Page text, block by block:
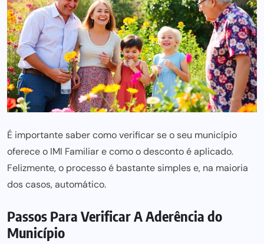
É importante saber como verificar se o seu município
oferece o IMI Familiar e como o desconto é aplicado.
Felizmente, o processo é bastante simples e, na maioria
dos casos, automático.
Passos Para Verificar A Aderência do
Município